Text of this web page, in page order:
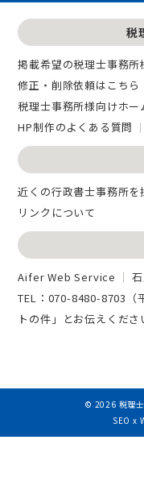
税
掲載希望の税理士事務所
修正・削除依頼はこちら
税理士事務所様向けホー
HP制作のよくある質問
近くの行政書士事務所を
リンクについて
Aifer Web Service
TEL： 070-8480-8703
トの件」とお伝えくださ
© 2026 税理
SEO x